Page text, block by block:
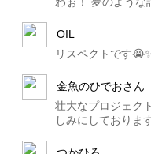
OIL
リスペクトです
金魚のひでおさん
壮大なプロジェク
しみにしております